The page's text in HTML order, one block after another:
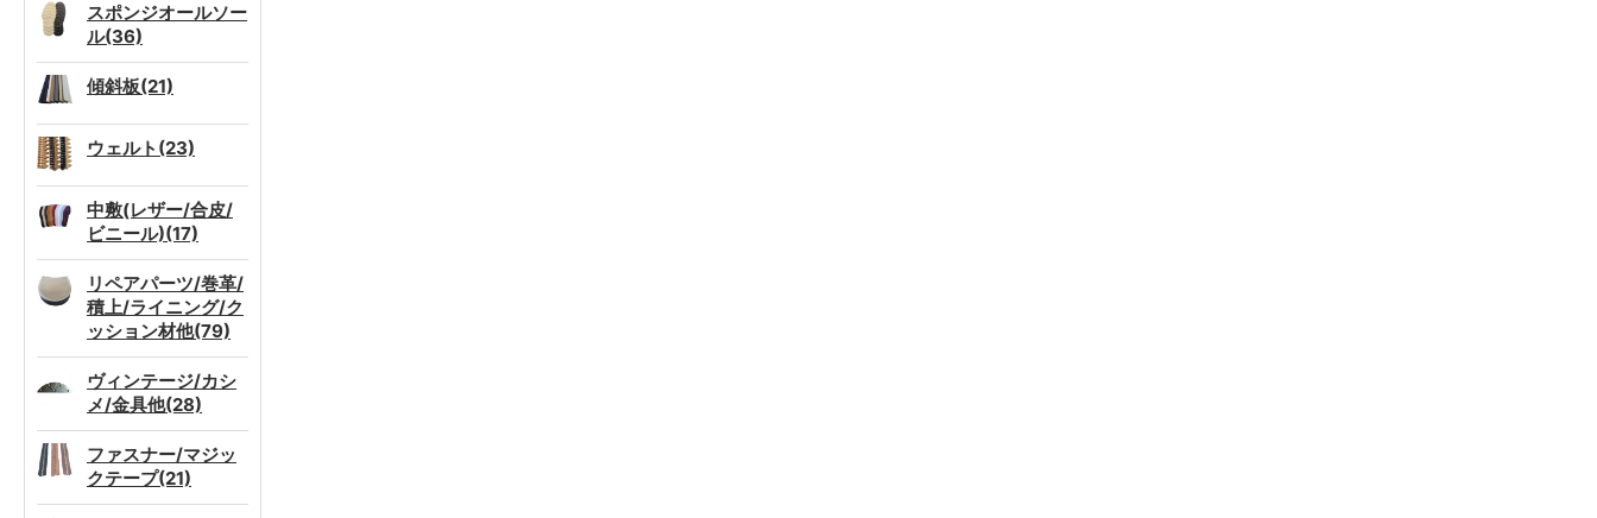
スポンジオールソー
ル(36)
傾斜板(21)
ウェルト(23)
中敷(レザー/合皮/
ビニール)(17)
リペアパーツ/巻革/
積上/ライニング/ク
ッション材他(79)
ヴィンテージ/カシ
メ/金具他(28)
ファスナー/マジッ
クテープ(21)